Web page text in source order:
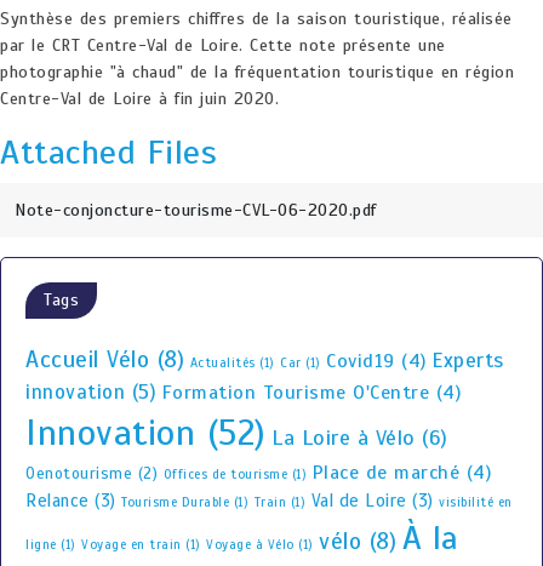
Synthèse des premiers chiffres de la saison touristique, réalisée
par le CRT Centre-Val de Loire. Cette note présente une
photographie "à chaud" de la fréquentation touristique en région
Centre-Val de Loire à fin juin 2020.
Attached Files
Note-conjoncture-tourisme-CVL-06-2020.pdf
Tags
Accueil Vélo (8) Actualités (1) Car (1) Covid19 (4) Experts
innovation (5) Formation Tourisme O'Centre (4)
Innovation (52) La Loire à Vélo (6)
Oenotourisme (2) Offices de tourisme (1) Place de marché (4)
Relance (3) Tourisme Durable (1) Train (1) Val de Loire (3) visibilité en
ligne (1) Voyage en train (1) Voyage à Vélo (1) vélo (8) À la